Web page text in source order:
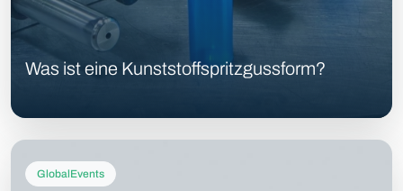
Was ist eine Kunststoffspritzgussform?
GlobalEvents